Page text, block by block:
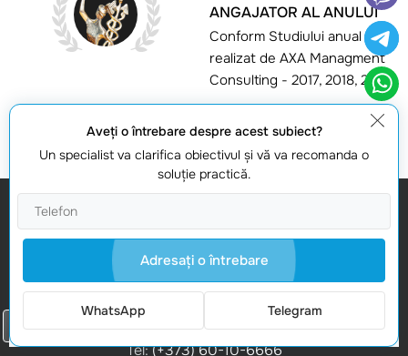
ANGAJATOR AL ANULUI
Conform Studiului anual
realizat de AXA Managment
Consulting - 2017, 2018, 2019
Abonați-vă la NewsletterComanda un apel
Contactele noastre
Tel:(+373) 60-10-6666
Aveţi o întrebare despre acest subiect?
Un specialist va clarifica obiectivul şi vă va recomanda o
soluţie practică.
Adresaţi o întrebare
WhatsApp Telegram
Comanda un apel